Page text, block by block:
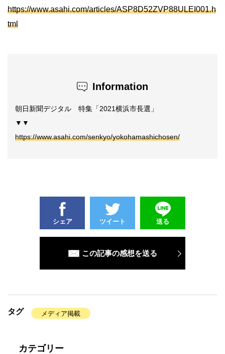
https://www.asahi.com/articles/ASP8D52ZVP88ULEI001.h
tml
Information
朝日新聞デジタル 特集「2021横浜市長選」
▼▼
https://www.asahi.com/senkyo/yokohamashichosen/
シェア ツイート 送る
この記事の感想を送る
タグ メディア掲載
カテゴリー